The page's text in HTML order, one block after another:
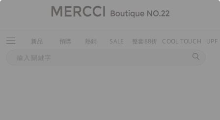
新品 預購 熱銷 SALE 整套88折 COOL TOUCH